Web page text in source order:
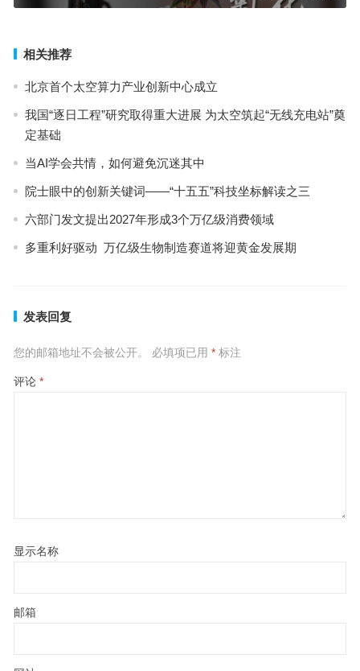
相关推荐
北京首个太空算力产业创新中心成立
我国“逐日工程”研究取得重大进展 为太空筑起“无线充电站”奠
定基础
当AI学会共情，如何避免沉迷其中
院士眼中的创新关键词——“十五五”科技坐标解读之三
六部门发文提出2027年形成3个万亿级消费领域
多重利好驱动 万亿级生物制造赛道将迎黄金发展期
发表回复
您的邮箱地址不会被公开。 必填项已用 *标注
评论 *
显示名称
邮箱